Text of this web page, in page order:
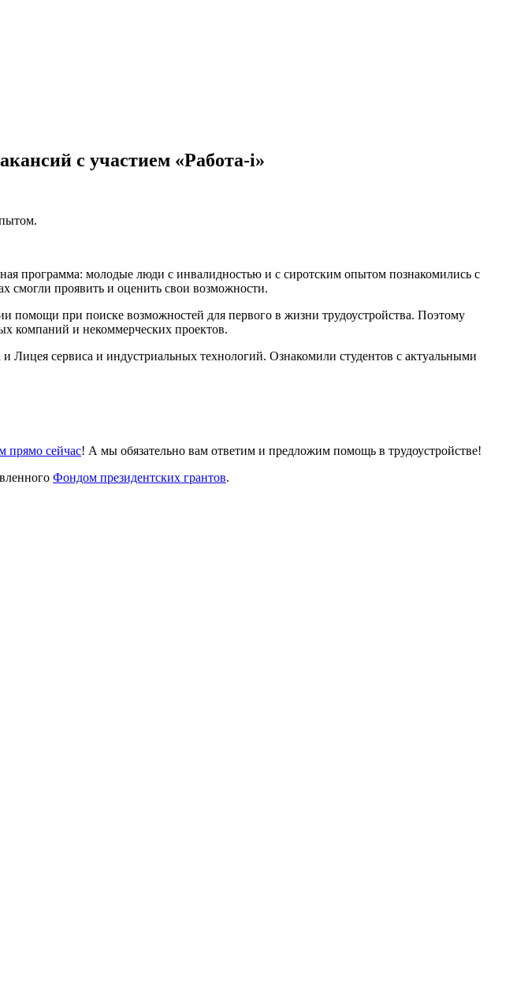
с участием «Работа-i»
программа: молодые люди с инвалидностью и с сиротским опытом познакомились с
смогли проявить и оценить свои возможности.
помощи при поиске возможностей для первого в жизни трудоустройства. Поэтому
компаний и некоммерческих проектов.
Лицея сервиса и индустриальных технологий. Ознакомили студентов с актуальными
прямо сейчас! А мы обязательно вам ответим и предложим помощь в трудоустройстве!
Фондом президентских грантов.